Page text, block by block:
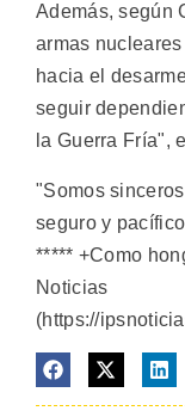
Además, según
armas
hacia el
seguir
la Guerra Fría",
"Somos
seguro y
***** +Como
Noticias
(https://